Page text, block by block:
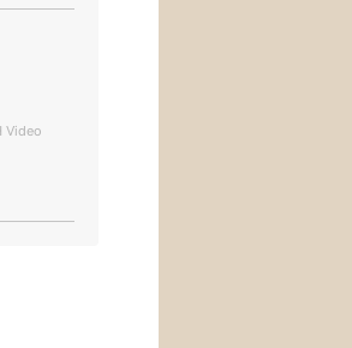
Video